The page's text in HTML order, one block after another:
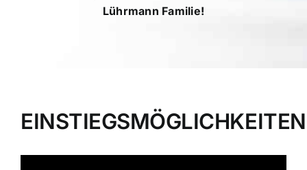
Lührmann Familie!
EINSTIEGSMÖGLICHKEITEN​